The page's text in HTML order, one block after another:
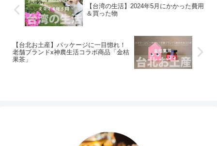
【台湾の生活】2024年5月にかかった費用
＆買った物
【台北お土産】パッケージに一目惚れ！
老舗ブランドx神農生活コラボ商品「金桔
果茶」